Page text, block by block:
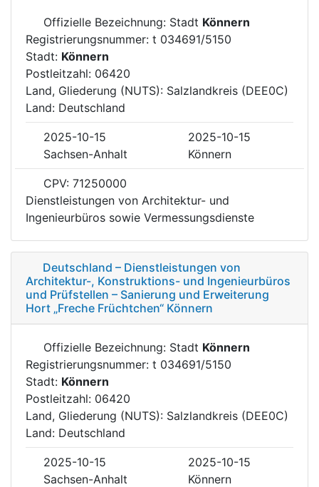
Offizielle Bezeichnung: Stadt Könnern
Registrierungsnummer: t 034691/5150
Stadt: Könnern
Postleitzahl: 06420
Land, Gliederung (NUTS): Salzlandkreis (DEE0C)
Land: Deutschland
2025-10-15
2025-10-15
Sachsen-Anhalt
Könnern
CPV: 71250000
Dienstleistungen von Architektur- und
Ingenieurbüros sowie Vermessungsdienste
Deutschland – Dienstleistungen von
Architektur-, Konstruktions- und Ingenieurbüros
und Prüfstellen – Sanierung und Erweiterung
Hort „Freche Früchtchen“ Könnern
Offizielle Bezeichnung: Stadt Könnern
Registrierungsnummer: t 034691/5150
Stadt: Könnern
Postleitzahl: 06420
Land, Gliederung (NUTS): Salzlandkreis (DEE0C)
Land: Deutschland
2025-10-15
2025-10-15
Sachsen-Anhalt
Könnern